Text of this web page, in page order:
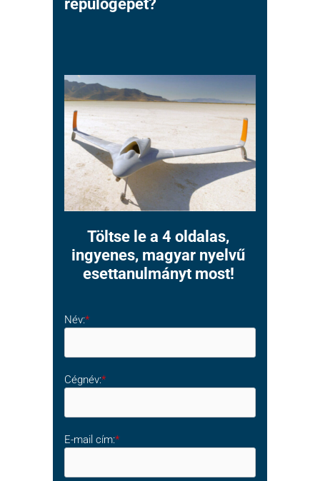
repülőgépet?
Töltse le a 4 oldalas,
ingyenes, magyar nyelvű
esettanulmányt most!​
Név:*
Cégnév:*
E-mail cím:*